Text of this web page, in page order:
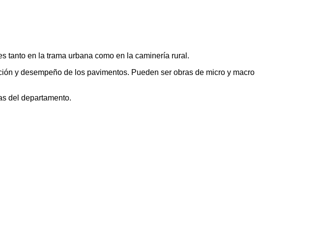
tanto en la trama urbana como en la caminería rural.
y desempeño de los pavimentos. Pueden ser obras de micro y macro
del departamento.